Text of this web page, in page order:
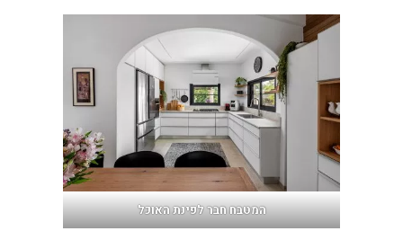
המטבח חבר לפינת האוכל